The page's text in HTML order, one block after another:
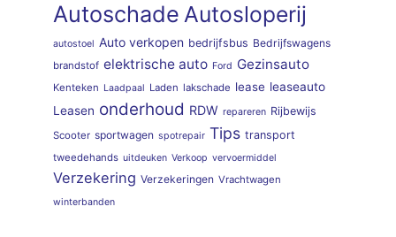
Autoschade Autosloperij
autostoel Auto verkopen bedrijfsbus Bedrijfswagens
brandstof elektrische auto Ford Gezinsauto
Kenteken Laadpaal Laden lakschade lease leaseauto
Leasen onderhoud RDW repareren Rijbewijs
Scooter sportwagen spotrepair Tips transport
tweedehands uitdeuken Verkoop vervoermiddel
Verzekering Verzekeringen Vrachtwagen
winterbanden